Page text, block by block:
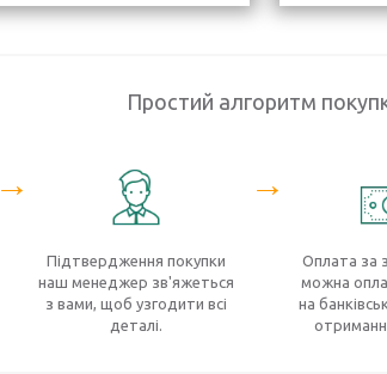
Простий алгоритм
→
Підтвердження покупки
наш менеджер зв'яжеться
з вами, щоб узгодити всі
деталі.
→
Оплата за
можна
на